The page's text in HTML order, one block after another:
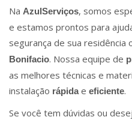
Na AzulServiços, somos
e estamos prontos para
segurança de sua residência
Bonifacio. Nossa equipe de
as melhores técnicas e
instalação rápidae eficiente.
Se você tem dúvidas ou